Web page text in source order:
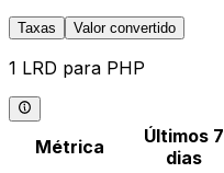
Taxas Valor convertido
1 LRD para PHP
Métrica
Últimos 7
dias